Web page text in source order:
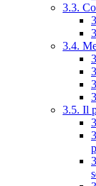
3.3.
3.4.
3.5. Il